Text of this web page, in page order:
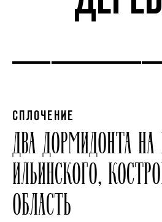
СПЛОЧЕНИЕ
ДВА ДОРМИДОНТА НА
ИЛЬИНСКОГО,
ОБЛАСТЬ